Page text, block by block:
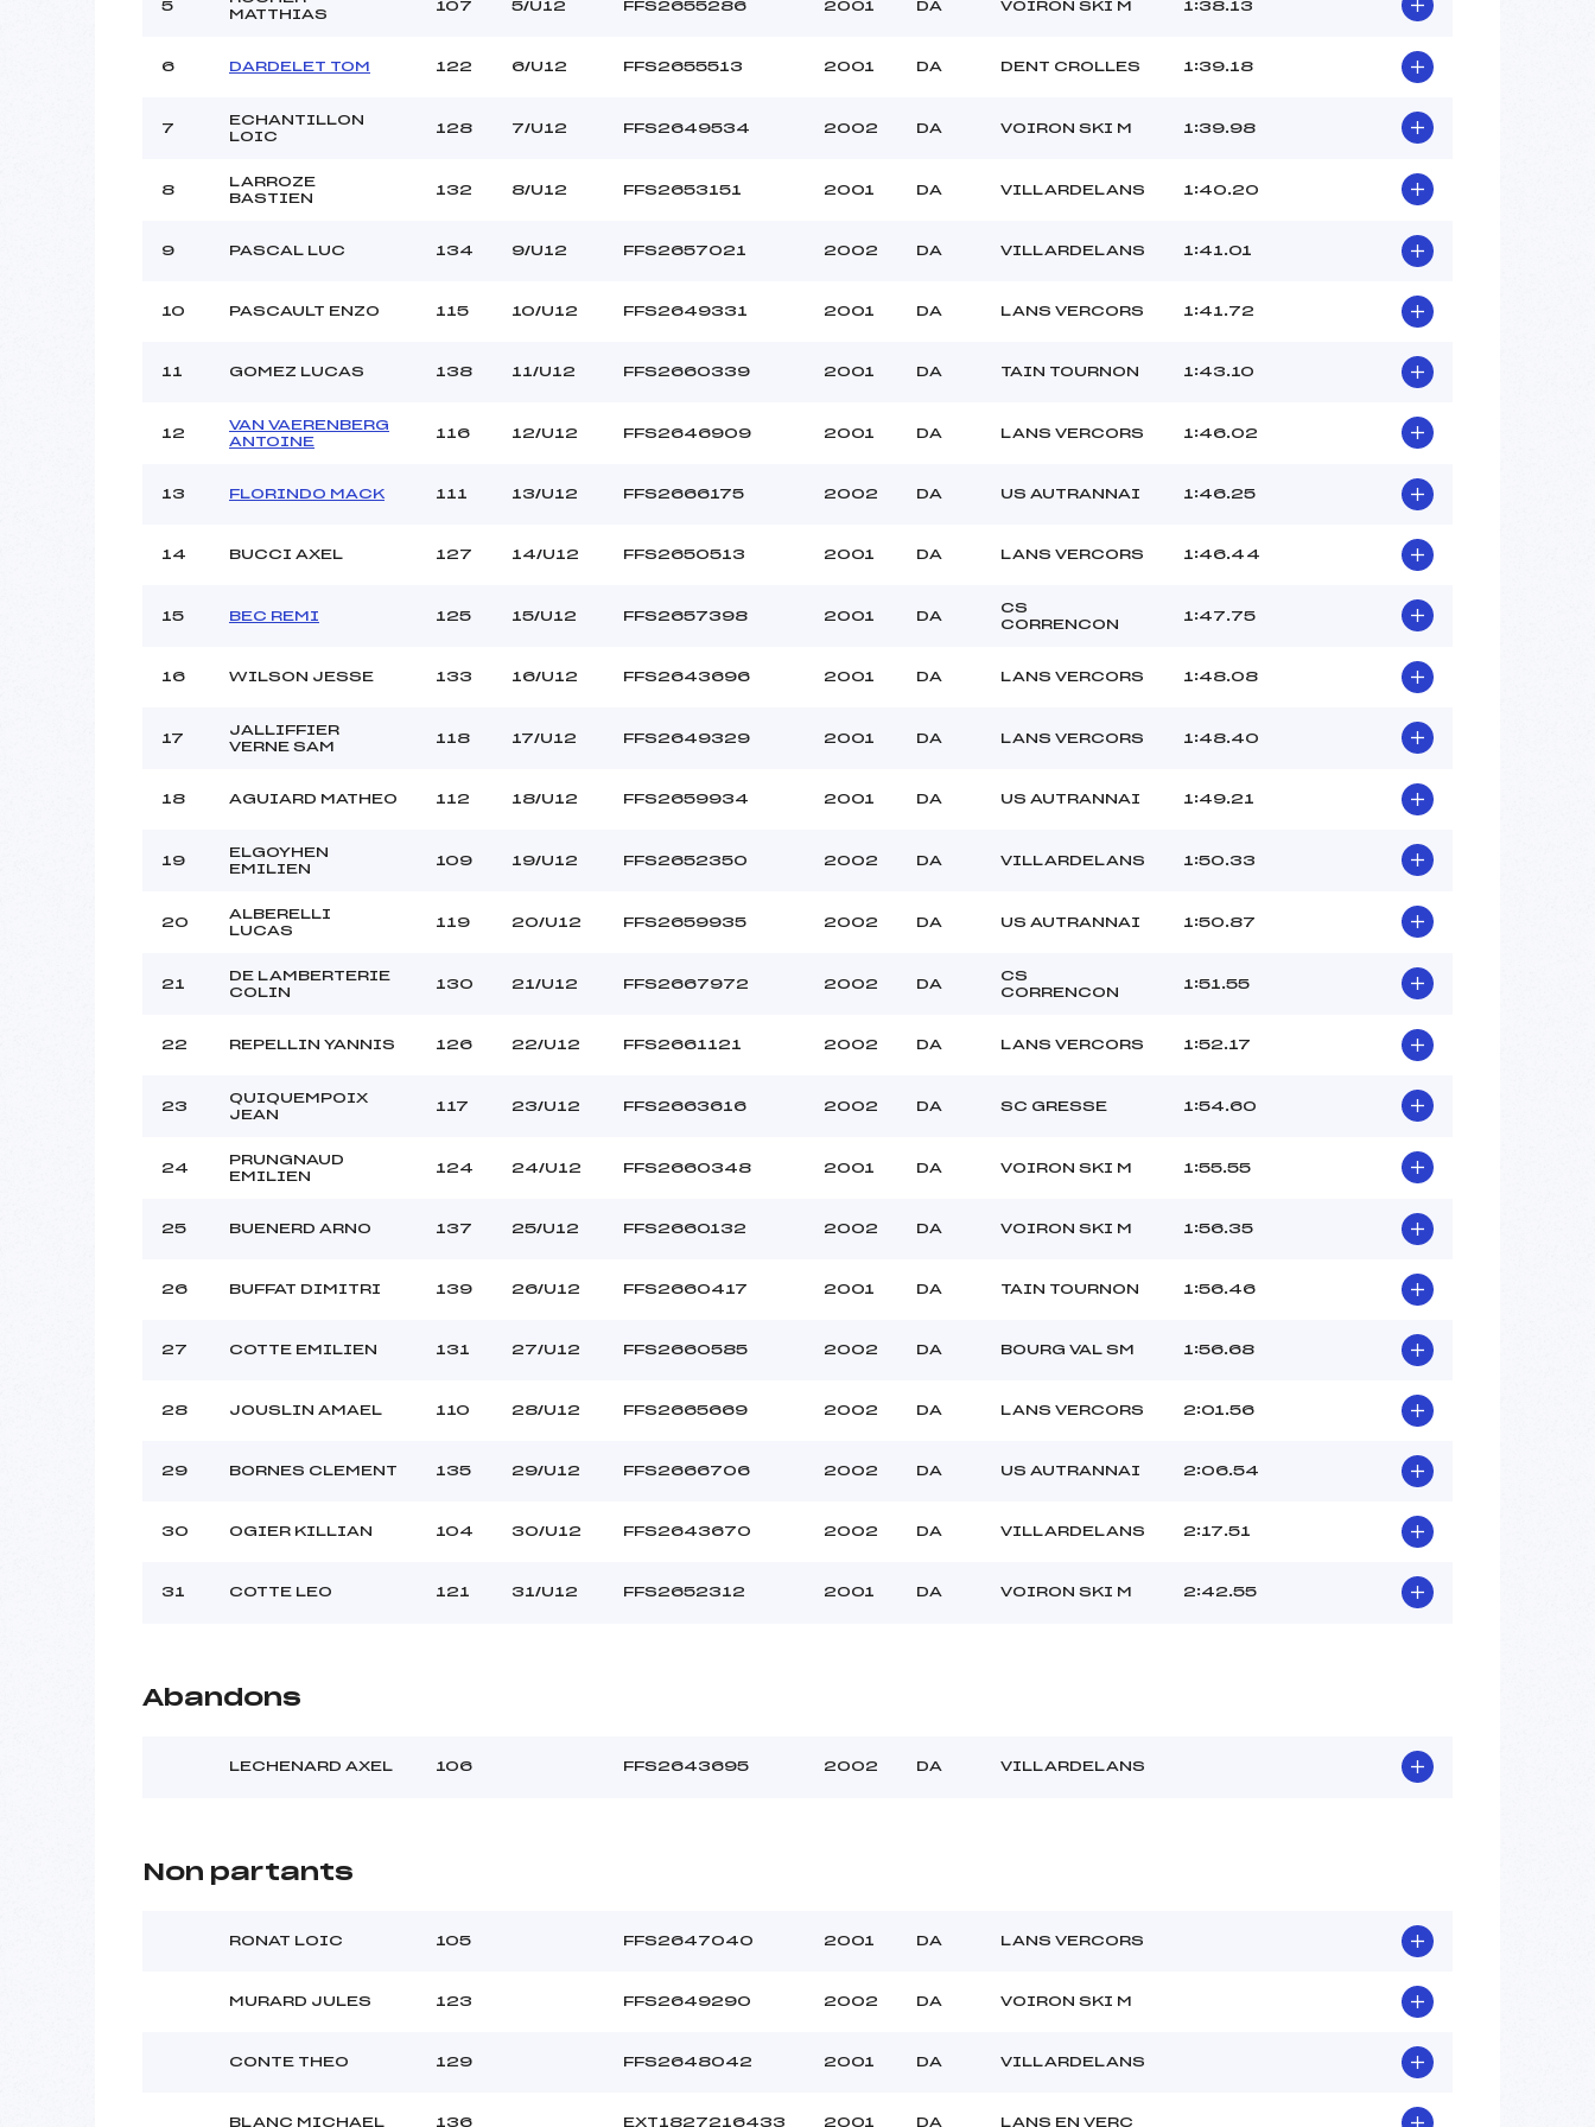
-10
Pénalité appliquée :
–
5
MATTHIAS
107 5/U12 FFS2655286 2001 DA VOIRON SKI M 1:38.13
6 DARDELET TOM 122 6/U12 FFS2655513 2001 DA DENT CROLLES 1:39.18
7
ECHANTILLON
LOIC
128 7/U12 FFS2649534 2002 DA VOIRON SKI M 1:39.98
8
LARROZE
BASTIEN
132 8/U12 FFS2653151 2001 DA VILLARDELANS 1:40.20
9 PASCAL LUC 134 9/U12 FFS2657021 2002 DA VILLARDELANS 1:41.01
10 PASCAULT ENZO 115 10/U12 FFS2649331 2001 DA LANS VERCORS 1:41.72
11 GOMEZ LUCAS 138 11/U12 FFS2660339 2001 DA TAIN TOURNON 1:43.10
12
VAN VAERENBERG
ANTOINE
116 12/U12 FFS2646909 2001 DA LANS VERCORS 1:46.02
13 FLORINDO MACK 111 13/U12 FFS2666175 2002 DA US AUTRANNAI 1:46.25
14 BUCCI AXEL 127 14/U12 FFS2650513 2001 DA LANS VERCORS 1:46.44
15 BEC REMI 125 15/U12 FFS2657398 2001 DA
CS
CORRENCON
1:47.75
16 WILSON JESSE 133 16/U12 FFS2643696 2001 DA LANS VERCORS 1:48.08
17
JALLIFFIER
VERNE SAM
118 17/U12 FFS2649329 2001 DA LANS VERCORS 1:48.40
18 AGUIARD MATHEO 112 18/U12 FFS2659934 2001 DA US AUTRANNAI 1:49.21
19
ELGOYHEN
EMILIEN
109 19/U12 FFS2652350 2002 DA VILLARDELANS 1:50.33
20
ALBERELLI
LUCAS
119 20/U12 FFS2659935 2002 DA US AUTRANNAI 1:50.87
21
DE LAMBERTERIE
COLIN
130 21/U12 FFS2667972 2002 DA
CS
CORRENCON
1:51.55
22 REPELLIN YANNIS 126 22/U12 FFS2661121 2002 DA LANS VERCORS 1:52.17
23
QUIQUEMPOIX
JEAN
117 23/U12 FFS2663616 2002 DA SC GRESSE 1:54.60
24
PRUNGNAUD
EMILIEN
124 24/U12 FFS2660348 2001 DA VOIRON SKI M 1:55.55
25 BUENERD ARNO 137 25/U12 FFS2660132 2002 DA VOIRON SKI M 1:56.35
26 BUFFAT DIMITRI 139 26/U12 FFS2660417 2001 DA TAIN TOURNON 1:56.46
27 COTTE EMILIEN 131 27/U12 FFS2660585 2002 DA BOURG VAL SM 1:56.68
28 JOUSLIN AMAEL 110 28/U12 FFS2665669 2002 DA LANS VERCORS 2:01.56
29 BORNES CLEMENT 135 29/U12 FFS2666706 2002 DA US AUTRANNAI 2:06.54
30 OGIER KILLIAN 104 30/U12 FFS2643670 2002 DA VILLARDELANS 2:17.51
31 COTTE LEO 121 31/U12 FFS2652312 2001 DA VOIRON SKI M 2:42.55
Abandons
LECHENARD AXEL 106 FFS2643695 2002 DA VILLARDELANS
Non partants
RONAT LOIC 105 FFS2647040 2001 DA LANS VERCORS
MURARD JULES 123 FFS2649290 2002 DA VOIRON SKI M
CONTE THEO 129 FFS2648042 2001 DA VILLARDELANS
BLANC MICHAEL 136 EXT1827216433 2001 DA LANS EN VERC